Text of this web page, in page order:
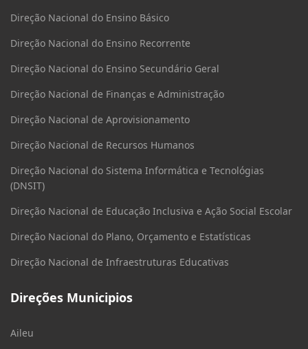
Direção Nacional do Ensino Básico
Direção Nacional do Ensino Recorrente
Direção Nacional do Ensino Secundário Geral
Direção Nacional de Finanças e Administração
Direção Nacional de Aprovisionamento
Direção Nacional de Recursos Humanos
Direção Nacional do Sistema Informática e Tecnológias
(DNSIT)
Direção Nacional de Educação Inclusiva e Ação Social Escolar
Direção Nacional do Plano, Orçamento e Estatísticas
Direção Nacional de Infraestruturas Educativas
Direções Municipios
Aileu